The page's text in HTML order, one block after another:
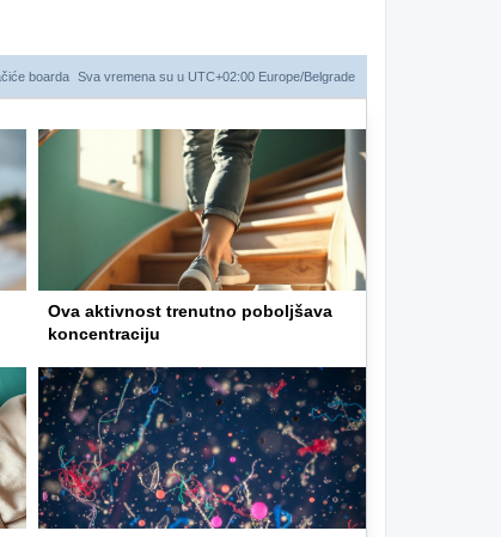
Sva vremena su u UTC+02:00 Europe/Belgrade
boarda
Ova aktivnost trenutno poboljšava
koncentraciju